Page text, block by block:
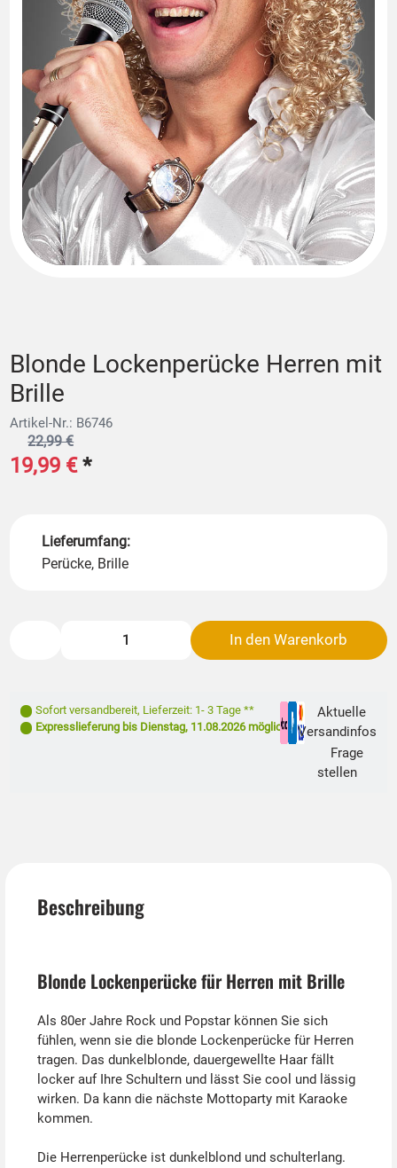
Blonde Lockenperücke Herren mit
Brille
Artikel-Nr.: B6746
19,99 €*
22,99 €
Lieferumfang:
Perücke, Brille
In den Warenkorb
Sofort versandbereit, Lieferzeit: 1- 3 Tage **
Expresslieferung bis Dienstag, 11.08.2026möglich
Aktuelle
Versandinfos
Frage
stellen
Beschreibung
Blonde Lockenperücke für Herren mit Brille
Als 80er Jahre Rock und Popstar können Sie sich
fühlen, wenn sie die blonde Lockenperücke für Herren
tragen. Das dunkelblonde, dauergewellte Haar fällt
locker auf Ihre Schultern und lässt Sie cool und lässig
wirken. Da kann die nächste Mottoparty mit Karaoke
kommen.
Die Herrenperücke ist dunkelblond und schulterlang.